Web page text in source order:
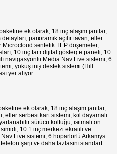
ek olarak; 18 inç alaşım jantlar,
detayları, panoramik açılır tavan, eller
Microcloud sentetik TEP döşemeler,
10 inç tam dijital gösterge paneli, 10
navigasyonlu Media Nav Live sistemi, 6
yokuş iniş destek sistemi (Hill
yer alıyor.
ek olarak; 18 inç alaşım jantlar,
eller serbest kart sistemi, kol dayamalı
sürücü koltuğu, ısıtmalı ön
10.1 inç merkezi ekranlı ve
Live sistemi, 6 hoparlörlü Arkamys
şarjı ve daha fazlasını standart